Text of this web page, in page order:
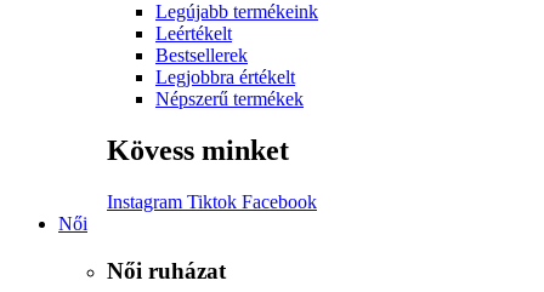
Legújabb termékeink
Leértékelt
Bestsellerek
Legjobbra értékelt
Népszerű termékek
Kövess minket
Instagram Tiktok Facebook
Női
Női ruházat